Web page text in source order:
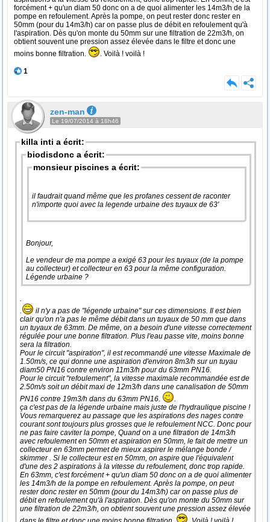
forcément + qu'un diam 50 donc on a de quoi alimenter les 14m3/h de la
pompe en refoulement. Après la pompe, on peut rester donc rester en
50mm (pour du 14m3/h) car on passe plus de débit en refoulement qu'à
l'aspiration. Dès qu'on monte du 50mm sur une filtration de 22m3/h, on
obtient souvent une pression assez élevée dans le filtre et donc une
moins bonne filtration.
. Voilà ! voilà !
1
zen-man
Le 19/07/2014 à 18h46
killa inti a écrit:
biodisdonc a écrit:
monsieur piscines a écrit:
il faudrait quand même que les profanes cessent de raconter
n'importe quoi avec la legende urbaine des tuyaux de 63'
Bonjour,
Le vendeur de ma pompe a exigé 63 pour les tuyaux (de la pompe
au collecteur) et collecteur en 63 pour la même configuration.
Légende urbaine ?
.
.
clair qu'on n'a pas le même débit dans un tuyaux de 50 mm que dans
un tuyaux de 63mm. De même, on a besoin d'une vitesse correctement
régulée pour une bonne filtration. Plus l'eau passe vite, moins bonne
sera la filtration.
Pour le circuit "aspiration", il est recommandé une vitesse Maximale de
1.50m/s, ce qui donne une aspiration d'environ 8m3/h sur un tuyau
diam50 PN16 contre environ 11m3/h pour du 63mm PN16.
Pour le circuit "refoulement", la vitesse maximale recommandée est de
2.50m/s soit un débit maxi de 12m3/h dans une canalisation de 50mm
PN16 contre 19m3/h dans du 63mm PN16.
.
ça c'est pas de la légende urbaine mais juste de l'hydraulique piscine !
Vous remarquerez au passage que les aspirations des nages contre
courant sont toujours plus grosses que le refoulement NCC. Donc pour
ne pas faire caviter la pompe, Quand on a une filtration de 14m3/h
avec refoulement en 50mm et aspiration en 50mm, le fait de mettre un
collecteur en 63mm permet de mieux aspirer le mélange bonde /
skimmer . Si le collecteur est en 50mm, on aspire que l'équivalent
d'une des 2 aspirations à la vitesse du refoulement, donc trop rapide.
En 63mm, c'est forcément + qu'un diam 50 donc on a de quoi alimenter
les 14m3/h de la pompe en refoulement. Après la pompe, on peut
rester donc rester en 50mm (pour du 14m3/h) car on passe plus de
débit en refoulement qu'à l'aspiration. Dès qu'on monte du 50mm sur
une filtration de 22m3/h, on obtient souvent une pression assez élevée